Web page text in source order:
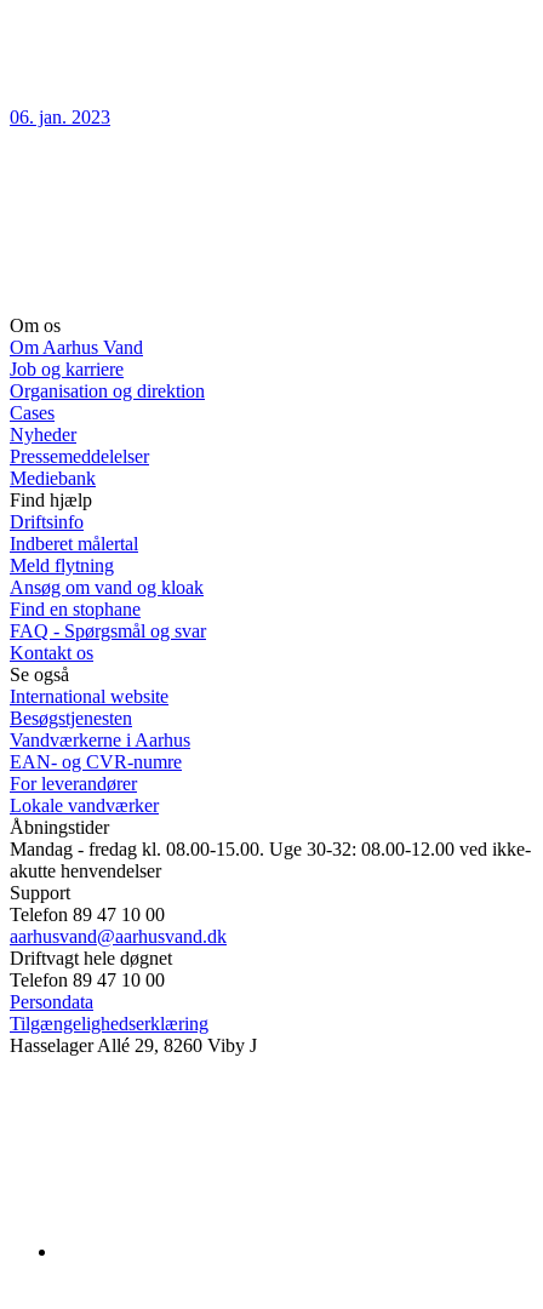
06. jan. 2023
Om os
Om Aarhus Vand
Job og karriere
Organisation og direktion
Cases
Nyheder
Pressemeddelelser
Mediebank
Find hjælp
Driftsinfo
Indberet målertal
Meld flytning
Ansøg om vand og kloak
Find en stophane
FAQ - Spørgsmål og svar
Kontakt os
Se også
International website
Besøgstjenesten
Vandværkerne i Aarhus
EAN- og CVR-numre
For leverandører
Lokale vandværker
Åbningstider
Mandag - fredag kl. 08.00-15.00. Uge 30-32: 08.00-12.00 ved ikke-
akutte henvendelser
Support
Telefon 89 47 10 00
aarhusvand@aarhusvand.dk
Driftvagt hele døgnet
Telefon 89 47 10 00
Persondata
Tilgængelighedserklæring
Hasselager Allé 29, 8260 Viby J